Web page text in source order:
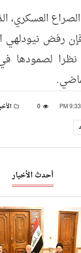
العسكري،
رفض نيودلهي
نظرا لصمودها
0
أحدث الأخبار